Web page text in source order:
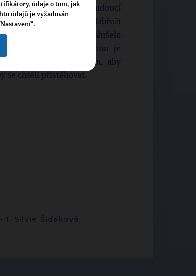
i s ohledem na budoucí
kina Vesmír a Nábřeží
období. Trutnovu by slušelo
důležitou prioritou je
který pomůže mladým, aby
se chtěli přistěhovat.
- 1. Silvie Šidáková
údaje o tom, jak
údajů je vyžadován